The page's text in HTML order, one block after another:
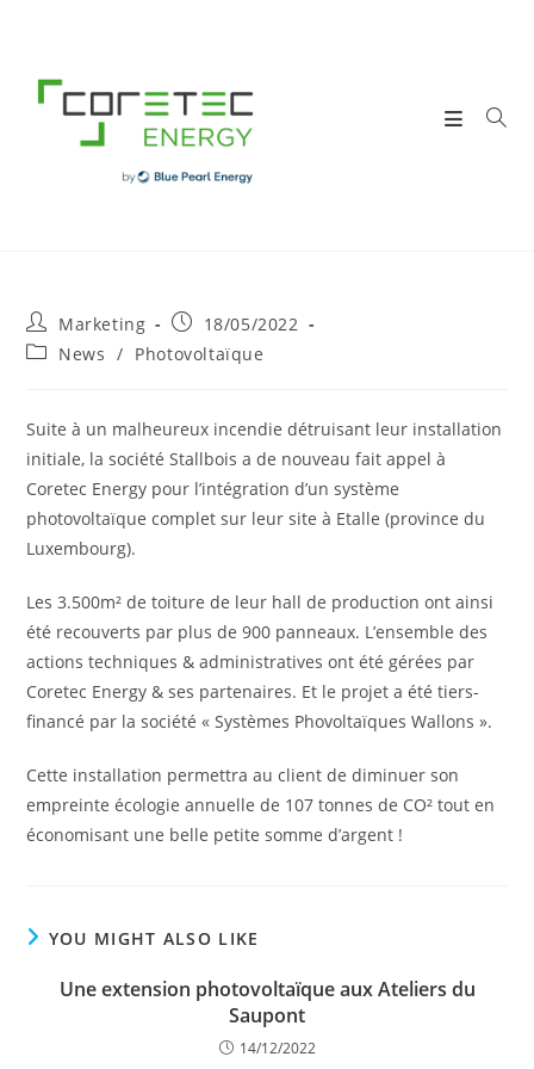
content
Post
author:
Marketing
Post
published:
18/05/2022
PostNews / Photovoltaïque
Suite à un malheureux incendie détruisant leur installation
initiale, la société Stallbois a de nouveau fait appel à
Coretec Energy pour l’intégration d’un système
photovoltaïque complet sur leur site à Etalle (province du
Luxembourg).
Les 3.500m² de toiture de leur hall de production ont ainsi
été recouverts par plus de 900 panneaux. L’ensemble des
actions techniques & administratives ont été gérées par
Coretec Energy & ses partenaires. Et le projet a été tiers-
financé par la société « Systèmes Phovoltaïques Wallons ».
Cette installation permettra au client de diminuer son
empreinte écologie annuelle de 107 tonnes de CO² tout en
économisant une belle petite somme d’argent !
YOU MIGHT ALSO LIKE
Une extension photovoltaïque aux Ateliers du
Saupont
14/12/2022